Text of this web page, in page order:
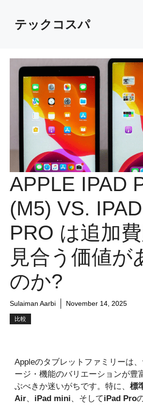
contentテックコスパ
APPLE IPAD
(M5) VS.
PRO は追加
見合う価値が
のか​​?
Sulaiman Aarbi November 14, 2025
比較
Appleのタブレットファミリーは
ージ・機能のバリエーションが豊
ぶべきか迷いがちです。特に、 標
Air、 iPad mini、そしてiPad Pro